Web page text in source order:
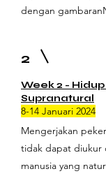
dengan
2
Week 2 -
Supranatural
8-14 Januari 2024
Mengerjakan
tidak dapat diukur
manusia yang